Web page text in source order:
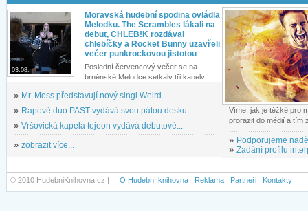
03.08.
Moravská hudební spodina ovládla
Melodku. The Scrambles lákali na
debut, CHLEB!K rozdával
chlebíčky a Rocket Bunny uzavřeli
večer punkrockovou jistotou
Poslední červencový večer se na
brněnské Melodce setkaly tři kapely...
» Mr. Moss představují nový singl Weird...
» Rapové duo PAST vydává svou pátou desku...
» Vršovická kapela tojeon vydává debutové...
» zobrazit více...
Víme, jak je těžké pro
prorazit do médií a tím
» Podporujeme
» Zadání profilu
© 2010 HudebniKnihovna.cz | O Hudební knihovna Reklama Partneři Kontakty